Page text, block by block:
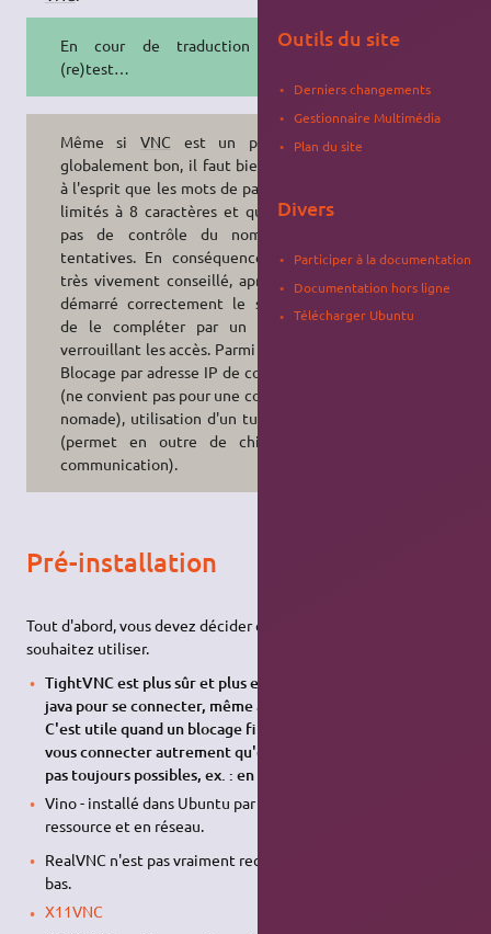
En cour de traduction et de
(re)test…
Même si VNC est un protocole
globalement bon, il faut bien garder
à l'esprit que les mots de passe sont
limités à 8 caractères et qu'il n'y a
pas de contrôle du nombre de
tentatives. En conséquence, il est
très vivement conseillé, après avoir
démarré correctement le système,
de le compléter par un système
verrouillant les accès. Parmi ceux-ci :
Blocage par adresse IP de connexion
(ne convient pas pour une connexion
nomade), utilisation d'un tunnel ssh
(permet en outre de chiffrer la
communication).
Pré-installation
Tout d'abord, vous devez décider quelle version de
souhaitez utiliser.
TightVNC est plus sûr et plus efficace. Il dispose d'un client
java pour se connecter, même avec un simple navigateur.
C'est utile quand un blocage firewall/port vous empêche de
vous connecter autrement qu'en faisant des modifications
pas toujours possibles, ex. : en entreprise, à l'école)
Vino - installé dans Ubuntu par défaut. Il est gourmand en
ressource et en réseau.
RealVNC n'est pas vraiment recommandé - Voir XF4VNC plus
bas.
X11VNC
Outils du site
Derniers changements
Gestionnaire Multimédia
Plan du site
Divers
Participer à la documentation
Documentation hors ligne
Télécharger Ubuntu